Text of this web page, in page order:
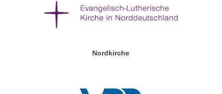
Nordkirche